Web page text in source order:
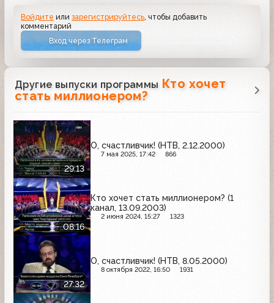
Войдите илизарегистрируйтесь, чтобы добавить
комментарий
Вход через Телеграм
Другие выпуски программы Кто хочет
стать миллионером?
29:13
О, счастливчик! (НТВ, 2.12.2000)
7 мая 2025, 17:42 866
08:16
Кто хочет стать миллионером? (1
канал, 13.09.2003)
2 июня 2024, 15:27 1323
27:32
О, счастливчик! (НТВ, 8.05.2000)
8 октября 2022, 16:50 1931